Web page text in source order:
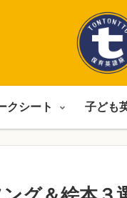
クシート 子ども